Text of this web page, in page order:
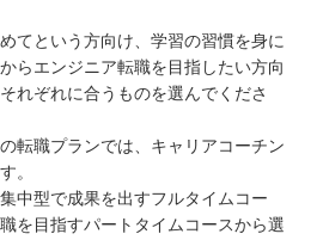
てという方向け、学習の習慣を身に
らエンジニア転職を目指したい方向
れぞれに合うものを選んでくださ
転職プランでは、キャリアコーチン
。
中型で成果を出すフルタイムコー
を目指すパートタイムコースから選